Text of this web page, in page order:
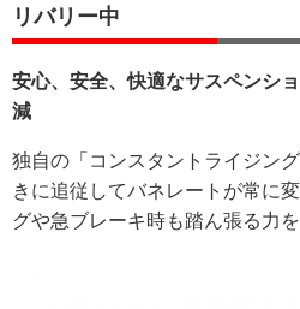
リバリー中
安心、安全、快適なサスペンシ
減
独自の「コンスタントライジン
きに追従してバネレートが常に
グや急ブレーキ時も踏ん張る力を